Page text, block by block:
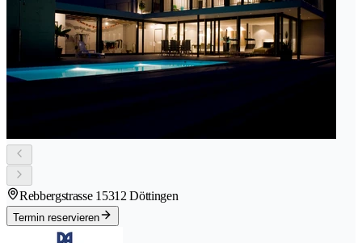
Rebbergstrasse 1 5312 Döttingen
Termin reservieren